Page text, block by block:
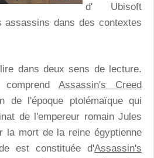
d' Ubisoft
assassins dans des contextes
dans deux sens de lecture.
Assassin's Creed
de l'époque ptolémaïque qui
de l'empereur romain Jules
la mort de la reine égyptienne
est constituée d'Assassin's